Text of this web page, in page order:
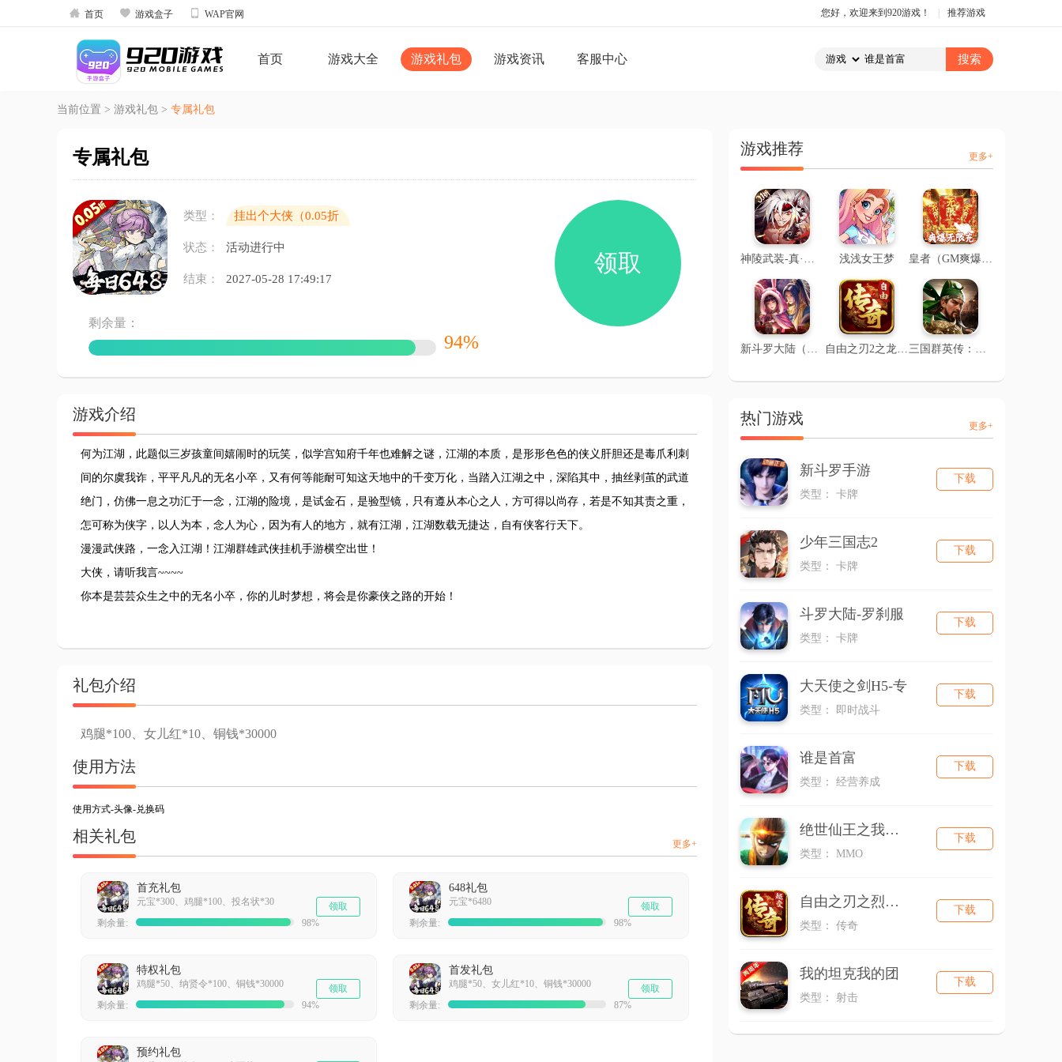
 首页  游戏盒子  WAP官网 您好，欢迎来到920游戏！ 推荐游戏
首页 游戏大全 游戏礼包 游戏资讯 客服中心
当前位置 > 游戏礼包 > 专属礼包
专属礼包
类型：
挂出个大侠（0.05折
状态：
活动进行中
结束： 2027-05-28 17:49:17
剩余量：
94%
领取
游戏介绍
何为江湖，此题似三岁孩童间嬉闹时的玩笑，似学宫知府千年也难解之谜，江湖的本质，是形形色色的侠义肝胆还是毒爪利刺
间的尔虞我诈，平平凡凡的无名小卒，又有何等能耐可知这天地中的千变万化，当踏入江湖之中，深陷其中，抽丝剥茧的武道
绝门，仿佛一息之功汇于一念，江湖的险境，是试金石，是验型镜，只有遵从本心之人，方可得以尚存，若是不知其责之重，
怎可称为侠字，以人为本，念人为心，因为有人的地方，就有江湖，江湖数载无捷达，自有侠客行天下。
漫漫武侠路，一念入江湖！江湖群雄武侠挂机手游横空出世！
大侠，请听我言~~~~
你本是芸芸众生之中的无名小卒，你的儿时梦想，将会是你豪侠之路的开始！
礼包介绍
鸡腿*100、女儿红*10、铜钱*30000
使用方法
使用方式-头像-兑换码
相关礼包 更多+
首充礼包
元宝*300、鸡腿*100、投名状*30
剩余量:
98%
领取
648礼包
元宝*6480
剩余量:
98%
领取
特权礼包
鸡腿*50、纳贤令*100、铜钱*30000
剩余量:
94%
领取
首发礼包
鸡腿*50、女儿红*10、铜钱*30000
剩余量:
87%
领取
预约礼包
游戏推荐 更多+
神陵武装-真·原价0.1折 浅浅女王梦 皇者（GM爽爆提充版）
新斗罗大陆（送海神波赛西） 自由之刃2之龙城传说 三国群英传：鸿鹄霸业
热门游戏 更多+
新斗罗手游
类型： 卡牌
下载
少年三国志2
类型： 卡牌
下载
斗罗大陆-罗刹服
类型： 卡牌
下载
大天使之剑H5-专
类型： 即时战斗
下载
谁是首富
类型： 经营养成
下载
绝世仙王之我欲封天（新）
类型： MMO
下载
自由之刃之烈火传奇
类型： 传奇
下载
我的坦克我的团
类型： 射击
下载